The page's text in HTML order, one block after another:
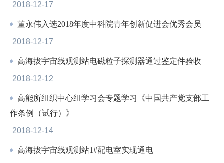
2018-12-17
董永伟入选2018年度中科院青年创新促进会优秀会员
2018-12-17
高海拔宇宙线观测站电磁粒子探测器通过鉴定件验收
2018-12-12
高能所组织中心组学习会专题学习《中国共产党支部工
作条例（试行）》
2018-12-14
高海拔宇宙线观测站1#配电室实现通电